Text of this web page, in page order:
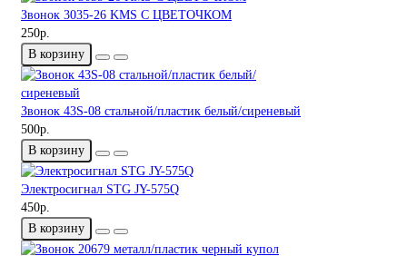
Звонок 3035-26 KMS C ЦВЕТОЧКОМ
250р.
В корзину
Звонок 43S-08 стальной/пластик белый/сиреневый
500р.
В корзину
Электросигнал STG JY-575Q
450р.
В корзину